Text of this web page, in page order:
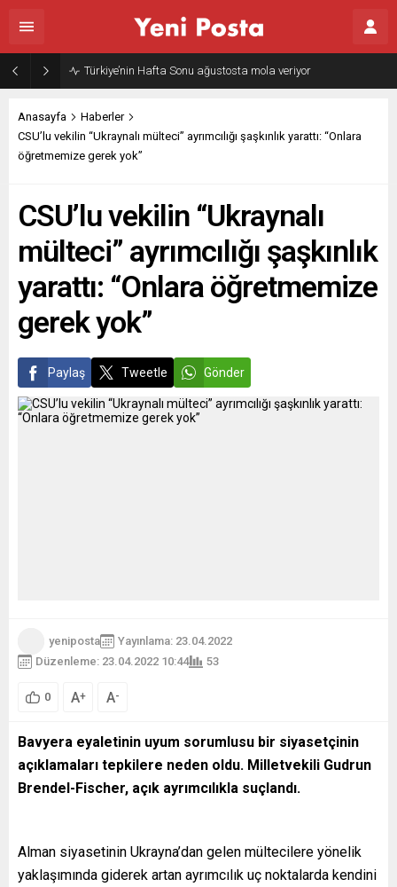
Gazze’nin geleceği: Teknokratik kontrol mü, kolonializm mi?
Anasayfa
Haberler
CSU’lu vekilin “Ukraynalı mülteci” ayrımcılığı şaşkınlık yarattı: “Onlara
öğretmemize gerek yok”
CSU’lu vekilin “Ukraynalı
mülteci” ayrımcılığı şaşkınlık
yarattı: “Onlara öğretmemize
gerek yok”
Paylaş Tweetle Gönder
yeniposta
Yayınlama: 23.04.2022
Düzenleme: 23.04.2022 10:44
53
0 A+ A-
Bavyera eyaletinin uyum sorumlusu bir siyasetçinin
açıklamaları tepkilere neden oldu. Milletvekili Gudrun
Brendel-Fischer, açık ayrımcılıkla suçlandı.
Alman siyasetinin Ukrayna’dan gelen mültecilere yönelik
yaklaşımında giderek artan ayrımcılık uç noktalarda kendini